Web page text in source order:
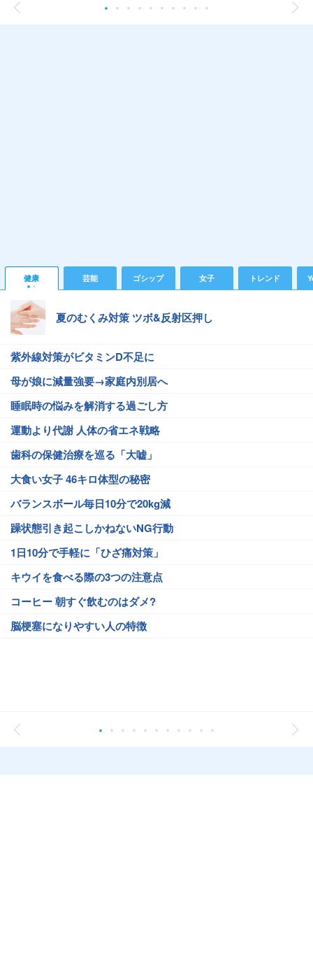
健康 芸能 ゴシップ 女子 トレンド
夏のむくみ対策 ツボ&反射区押し
紫外線対策がビタミンD不足に
母が娘に減量強要→家庭内別居へ
睡眠時の悩みを解消する過ごし方
運動より代謝 人体の省エネ戦略
歯科の保健治療を巡る「大嘘」
大食い女子 46キロ体型の秘密
バランスボール毎日10分で20kg減
躁状態引き起こしかねないNG行動
1日10分で手軽に「ひざ痛対策」
キウイを食べる際の3つの注意点
コーヒー 朝すぐ飲むのはダメ?
脳梗塞になりやすい人の特徴